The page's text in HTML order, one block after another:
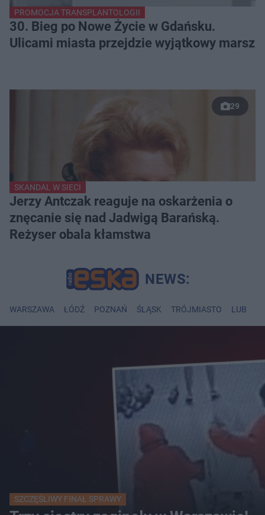
PROMOCJA TRANSPLANTOLOGII
30. Bieg po Nowe Życie w Gdańsku.
Ulicami miasta przejdzie wyjątkowy marsz
29
SKANDAL W SIECI
Jerzy Antczak reaguje na oskarżenia o
znęcanie się nad Jadwigą Barańską.
Reżyser obala kłamstwa
WARSZAWA ŁÓDŹ POZNAŃ ŚLĄSK TRÓJMIASTO LUBLIN
SZCZĘŚLIWY FINAŁ SPRAWY